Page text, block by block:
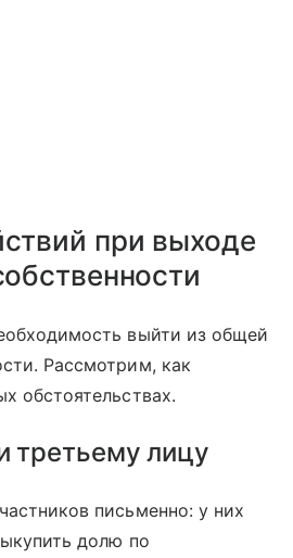
при выходе
выйти из общей
Рассмотрим, как
обстоятельствах.
третьему лицу
письменно: у них
долю по